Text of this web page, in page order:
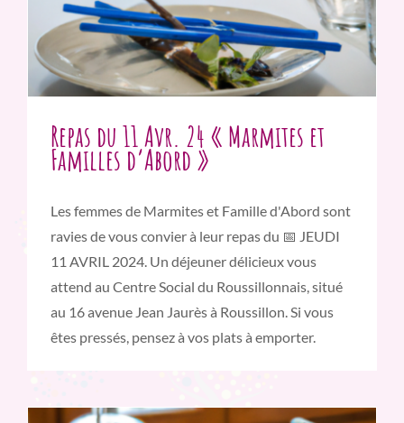
Repas du 11 Avr. 24 « Marmites et
Familles d’Abord »
Les femmes de Marmites et Famille d'Abord sont
ravies de vous convier à leur repas du 📅 JEUDI
11 AVRIL 2024. Un déjeuner délicieux vous
attend au Centre Social du Roussillonnais, situé
au 16 avenue Jean Jaurès à Roussillon. Si vous
êtes pressés, pensez à vos plats à emporter.